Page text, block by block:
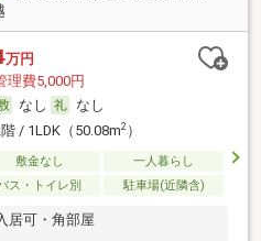
万円
理費5,000円
なし
なし
/ 1LDK（50.08m2）
敷金なし
一人暮らし
ス・トイレ別 駐車場(近隣含)
居可・角部屋